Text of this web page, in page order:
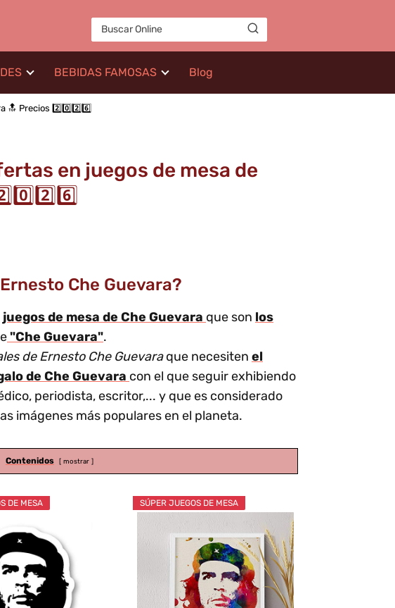
BEBIDAS FAMOSAS Blog
🔝 Precios 2️⃣0️⃣2️⃣6️⃣
en juegos de mesa de
Che Guevara?
juegos de mesa de Che Guevara que son los
"Che Guevara".
de Ernesto Che Guevaraque necesiten el
de Che Guevara con el que seguir exhibiendo
periodista, escritor,... y que es considerado
imágenes más populares en el planeta.
Contenidos mostrar
DE MESA SÚPER JUEGOS DE MESA